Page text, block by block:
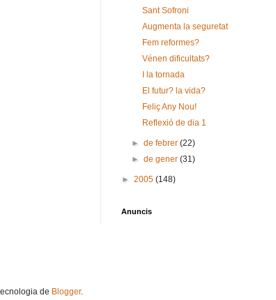
Sant Sofroni
Augmenta la seguretat
Fem reformes?
Vénen dificultats?
I la tornada
El futur? la vida?
Feliç Any Nou!
Reflexió de dia 1
►de febrer(22)
►de gener(31)
► 2005 (148)
Anuncis
de Blogger.